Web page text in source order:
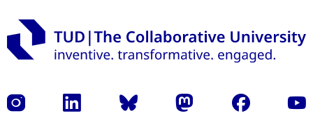
Instagram LinkedIn Bluesky Mastodon Facebook